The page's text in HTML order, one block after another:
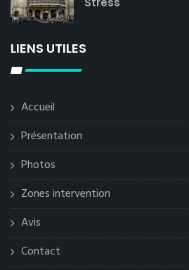
LIENS UTILES
Accueil
Présentation
Photos
Zones intervention
Avis
Contact